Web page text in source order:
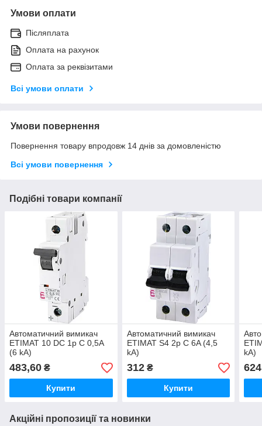
Умови оплати
Післяплата
Оплата на рахунок
Оплата за реквізитами
Всі умови оплати
Умови повернення
Повернення товару впродовж 14 днів за домовленістю
Всі умови повернення
Подібні товари компанії
Автоматичний вимикач
ETIMAT 10 DC 1p C 0,5A
(6 kA)
483,60 ₴
Купити
Автоматичний вимикач
ETIMAT S4 2p C 6A (4,5
kA)
312₴
Купити
kA)
624
Акційні пропозиції та новинки